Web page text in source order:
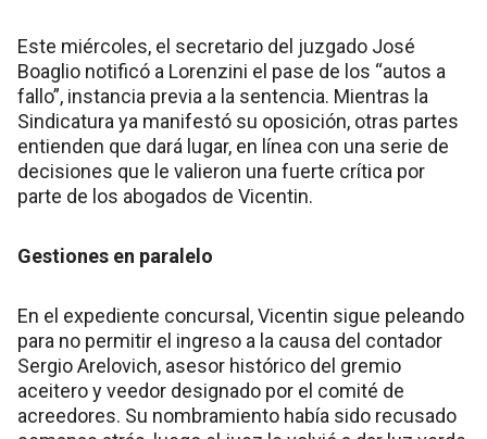
Este miércoles, el secretario del juzgado José
Boaglio notificó a Lorenzini el pase de los “autos a
fallo”, instancia previa a la sentencia. Mientras la
Sindicatura ya manifestó su oposición, otras partes
entienden que dará lugar, en línea con una serie de
decisiones que le valieron una fuerte crítica por
parte de los abogados de Vicentin.
Gestiones en paralelo
En el expediente concursal, Vicentin sigue peleando
para no permitir el ingreso a la causa del contador
Sergio Arelovich, asesor histórico del gremio
aceitero y veedor designado por el comité de
acreedores. Su nombramiento había sido recusado